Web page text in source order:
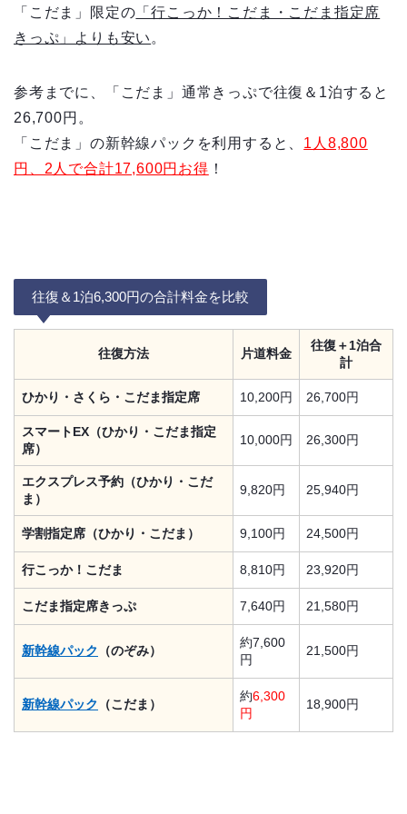
「こだま」限定の 「行こっか！こだま・こだま指定席
きっぷ」よりも安い 。
参考までに、「こだま」通常きっぷで往復＆1泊すると
26,700円。
「こだま」の新幹線パックを利用すると、 1人8,800
円、2人で合計17,600円お得 ！
往復＆1泊6,300円の合計料金を比較
往復方法 片道料金
往復＋1泊合
計
ひかり・さくら・こだま指定席 10,200円 26,700円
スマートEX（ひかり・こだま指定
席）
10,000円 26,300円
エクスプレス予約（ひかり・こだ
ま）
9,820円 25,940円
学割指定席（ひかり・こだま） 9,100円 24,500円
行こっか！こだま 8,810円 23,920円
こだま指定席きっぷ 7,640円 21,580円
新幹線パック （のぞみ）
約7,600
円
21,500円
新幹線パック （こだま）
約6,300
円
18,900円